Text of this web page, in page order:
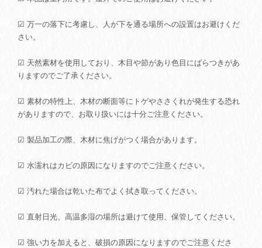
☑ 万一の落下に考慮し、人が下を通る場所への設置はお避けくだ
さい。
☑ 天然素材を使用しており、木目や節があり色目にばらつきがあ
りますのでご了承ください。
☑ 素材の特性上、木材の断面等にトゲやささくれが発生する恐れ
がありますので、お取り扱いには十分ご注意ください。
☑ 製品加工の際、木材に焦げがつく場合があります。
☑ 水濡れはカビの原因になりますのでご注意ください。
☑ 汚れた場合は乾いた布でよく拭き取ってください。
☑ 直射日光、高温多湿の場所は避けて使用、保管してください。
☑ 強い力を加えると、破損の原因になりますのでご注意くださ